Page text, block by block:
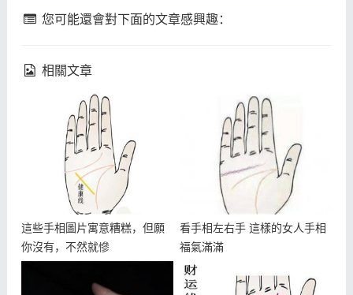
您可能還會對下面的文章感興趣：
相關文章
這些手相圖片寓意糟糕，但願
你沒有，不然就慘
看手相左右手 這樣的女人手相
福氣滿滿